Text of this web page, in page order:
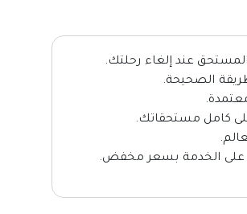
عند إلغاء رحلتك.
الصحيحة.
كامل مستحقاتك.
على الخدمة بسعر مخفض.